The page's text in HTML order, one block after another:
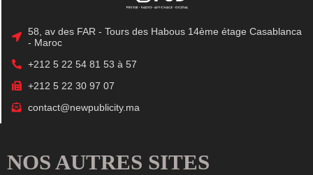
58, av des FAR - Tours des Habous 14ème étage Casablanca
- Maroc
+212 5 22 54 81 53 à 57
+212 5 22 30 97 07
contact@newpublicity.ma
NOS AUTRES SITES